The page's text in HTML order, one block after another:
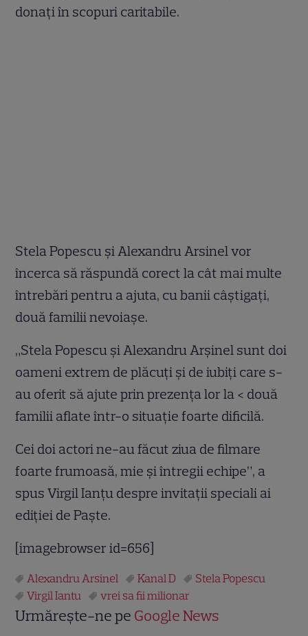
donaţi în scopuri caritabile.
Stela Popescu şi Alexandru Arsinel vor
încerca să răspundă corect la cât mai multe
întrebări pentru a ajuta, cu banii câştigaţi,
două familii nevoiaşe.
„Stela Popescu şi Alexandru Arşinel sunt doi
oameni extrem de plăcuţi şi de iubiţi care s-
au oferit să ajute prin prezenţa lor la < două
familii aflate într-o situaţie foarte dificilă.
Cei doi actori ne-au făcut ziua de filmare
foarte frumoasă, mie şi întregii echipe”, a
spus Virgil Ianţu despre invitaţii speciali ai
ediţiei de Paşte.
[imagebrowser id=656]
Alexandru Arsinel Kanal D
Stela Popescu
Virgil Iantu
vrei sa fii milionar
Urmărește-ne pe Google News